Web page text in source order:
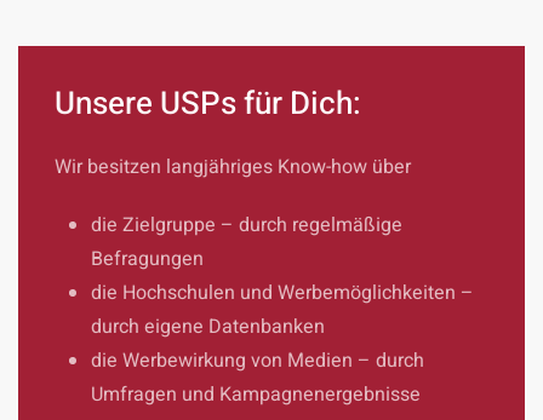
Unsere USPs für Dich:
Wir besitzen langjähriges Know-how über
die Zielgruppe – durch regelmäßige
Befragungen
die Hochschulen und Werbemöglichkeiten –
durch eigene Datenbanken
die Werbewirkung von Medien – durch
Umfragen und Kampagnenergebnisse